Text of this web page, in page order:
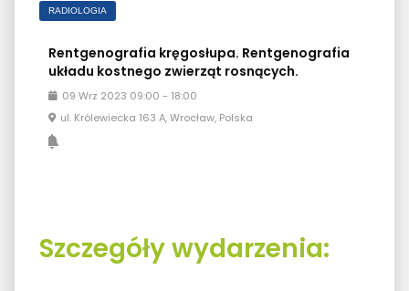
RADIOLOGIA
Rentgenografia kręgosłupa. Rentgenografia
układu kostnego zwierząt rosnących.
09 Wrz 2023 09:00 - 18:00
ul. Królewiecka 163 A, Wrocław, Polska
Szczegóły wydarzenia: